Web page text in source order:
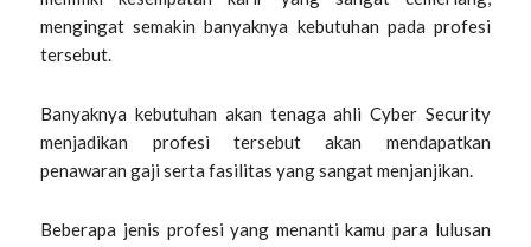
mengingat semakin banyaknya kebutuhan pada profesi
tersebut.
Banyaknya kebutuhan akan tenaga ahli Cyber Security
menjadikan profesi tersebut akan mendapatkan
penawaran gaji serta fasilitas yang sangat menjanjikan.
Beberapa jenis profesi yang menanti kamu para lulusan